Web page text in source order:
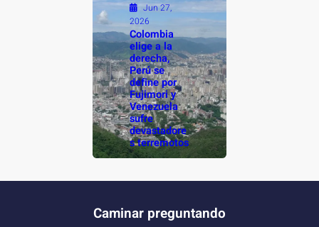
Jun 27,
2026
Colombia
elige a la
derecha,
Perú se
define por
Fujimori y
Venezuela
sufre
devastadore
s terremotos
Caminar preguntando